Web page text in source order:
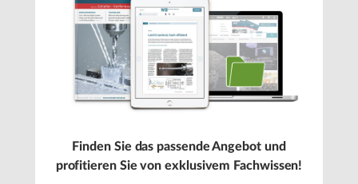
Finden Sie das passende Angebot und
profitieren Sie von exklusivem Fachwissen!